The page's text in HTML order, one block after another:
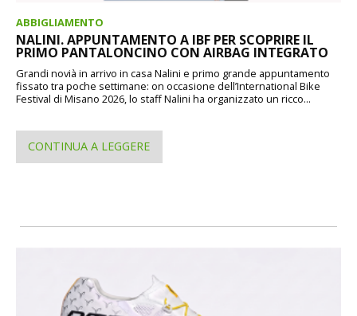
ABBIGLIAMENTO
NALINI. APPUNTAMENTO A IBF PER SCOPRIRE IL
PRIMO PANTALONCINO CON AIRBAG INTEGRATO
Grandi novià in arrivo in casa Nalini e primo grande appuntamento
fissato tra poche settimane: on occasione dell’International Bike
Festival di Misano 2026, lo staff Nalini ha organizzato un ricco...
CONTINUA A LEGGERE